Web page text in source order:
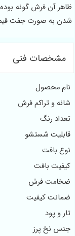
آن فرش گونه بوده
به صورت جفت
مشخصات فنی
نام محصول
شانه و تراکم فرش
تعداد رنگ
قابلیت شستشو
نوع بافت
کیفیت بافت
ضخامت فرش
ضمانت کیفیت
تار و پود
جنس نخ پرز